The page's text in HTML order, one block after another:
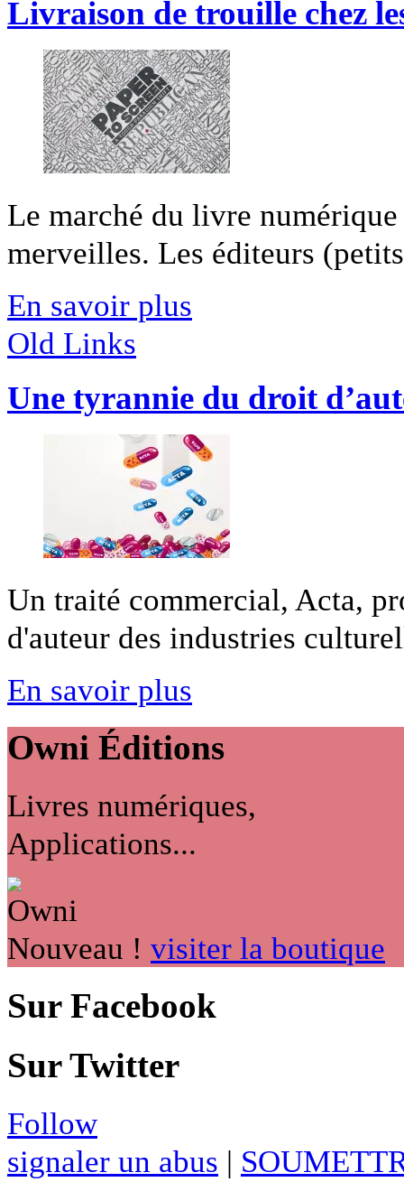
Livraison de trouille chez
Le marché du livre
merveilles. Les éditeurs
En savoir plus
Old Links
Une tyrannie du droit
Un traité commercial, Acta,
d'auteur des industries
En savoir plus
Owni Éditions
Livres numériques,
Applications...
Nouveau ! visiter la boutique
Sur Facebook
Sur Twitter
Follow
signaler un abus |